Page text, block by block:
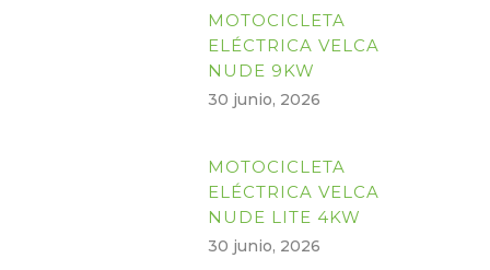
MOTOCICLETA
ELÉCTRICA VELCA
NUDE 9KW
30 junio, 2026
MOTOCICLETA
ELÉCTRICA VELCA
NUDE LITE 4KW
30 junio, 2026